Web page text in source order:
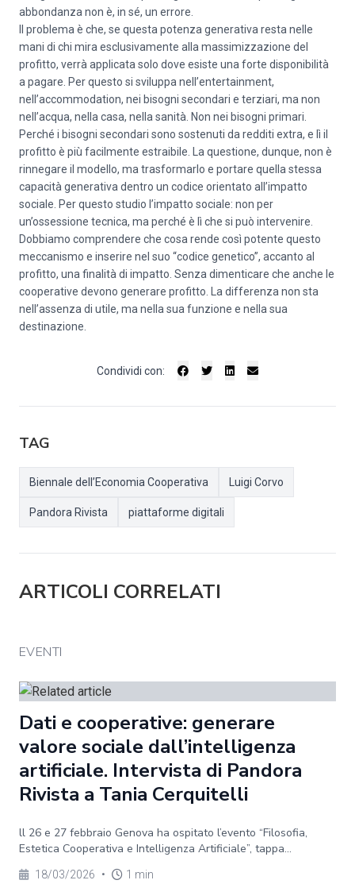
abbondanza non è, in sé, un errore.
Il problema è che, se questa potenza generativa resta nelle
mani di chi mira esclusivamente alla massimizzazione del
profitto, verrà applicata solo dove esiste una forte disponibilità
a pagare. Per questo si sviluppa nell’entertainment,
nell’accommodation, nei bisogni secondari e terziari, ma non
nell’acqua, nella casa, nella sanità. Non nei bisogni primari.
Perché i bisogni secondari sono sostenuti da redditi extra, e lì il
profitto è più facilmente estraibile. La questione, dunque, non è
rinnegare il modello, ma trasformarlo e portare quella stessa
capacità generativa dentro un codice orientato all’impatto
sociale. Per questo studio l’impatto sociale: non per
un’ossessione tecnica, ma perché è lì che si può intervenire.
Dobbiamo comprendere che cosa rende così potente questo
meccanismo e inserire nel suo “codice genetico”, accanto al
profitto, una finalità di impatto. Senza dimenticare che anche le
cooperative devono generare profitto. La differenza non sta
nell’assenza di utile, ma nella sua funzione e nella sua
destinazione.
Condividi con:
TAG
Biennale dell’Economia Cooperativa Luigi Corvo
Pandora Rivista piattaforme digitali
ARTICOLI CORRELATI
EVENTI
Dati e cooperative: generare
valore sociale dall’intelligenza
artificiale. Intervista di Pandora
Rivista a Tania Cerquitelli
ll 26 e 27 febbraio Genova ha ospitato l’evento “Filosofia,
Estetica Cooperativa e Intelligenza Artificiale”, tappa...
18/03/2026 • 1 min